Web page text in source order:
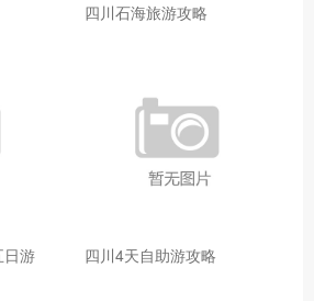
四川石海旅游攻略
日游 四川4天自助游攻略